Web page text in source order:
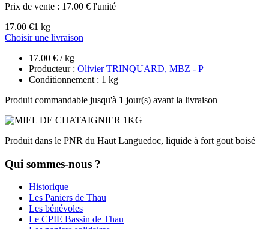
Prix de vente : 17.00 € l'unité
17.00 €1 kg
Choisir une livraison
17.00 € / kg
Producteur : Olivier TRINQUARD, MBZ - P
Conditionnement : 1 kg
Produit commandable jusqu'à 1 jour(s) avant la livraison
Produit dans le PNR du Haut Languedoc, liquide à fort gout boisé
Qui sommes-nous ?
Historique
Les Paniers de Thau
Les bénévoles
Le CPIE Bassin de Thau